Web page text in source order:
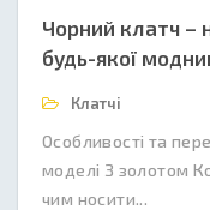
Чорний клатч –
будь-якої
Клатчі
Особливості та
моделі З золотом
чим носити...